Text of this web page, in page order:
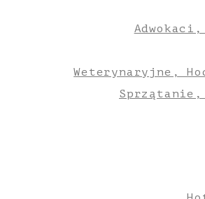
Weterynaryjne,
Sprzątanie,